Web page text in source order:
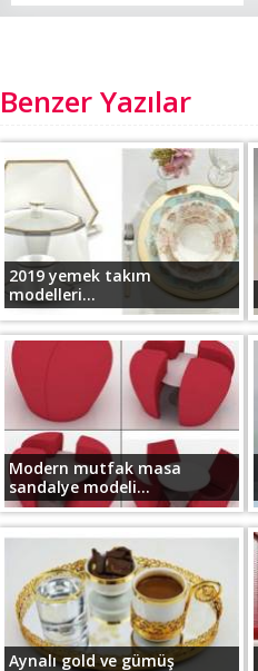
Benzer Yazılar
2019 yemek takım
modelleri...
Modern mutfak masa
sandalye modeli...
Aynalı gold ve gümüş